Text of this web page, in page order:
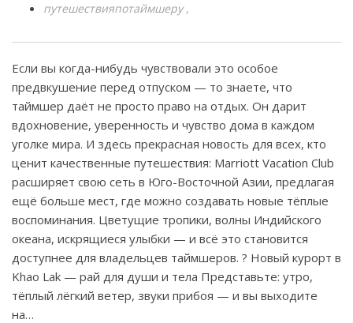
путешествияпотаймшеру
Если вы когда-нибудь чувствовали это особое
предвкушение перед отпуском — то знаете, что
таймшер даёт не просто право на отдых. Он дарит
вдохновение, уверенность и чувство дома в каждом
уголке мира. И здесь прекрасная новость для всех, кто
ценит качественные путешествия: Marriott Vacation Club
расширяет свою сеть в Юго-Восточной Азии, предлагая
ещё больше мест, где можно создавать новые тёплые
воспоминания. Цветущие тропики, волны Индийского
океана, искрящиеся улыбки — и всё это становится
доступнее для владельцев таймшеров. ? Новый курорт в
Khao Lak — рай для души и тела Представьте: утро,
тёплый лёгкий ветер, звуки прибоя — и вы выходите
на…